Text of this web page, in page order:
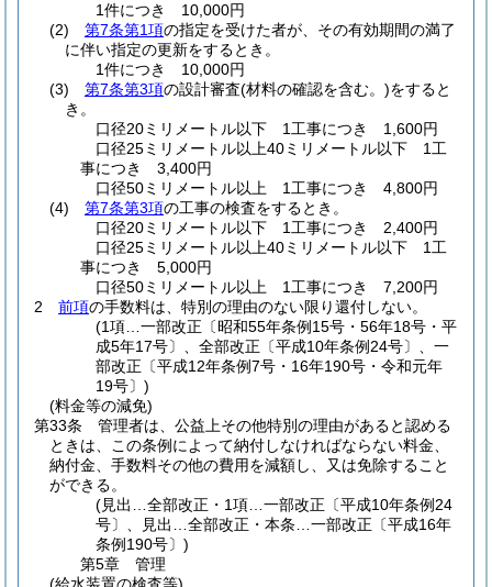
1件につき 10,000円
(2)
第7条第1項の指定を受けた者が、その有効期間の満了
に伴い指定の更新をするとき。
1件につき 10,000円
(3)
第7条第3項の設計審査(材料の確認を含む。)をすると
き。
口径20ミリメートル以下 1工事につき 1,600円
口径25ミリメートル以上40ミリメートル以下 1工
事につき 3,400円
口径50ミリメートル以上 1工事につき 4,800円
(4)
第7条第3項の工事の検査をするとき。
口径20ミリメートル以下 1工事につき 2,400円
口径25ミリメートル以上40ミリメートル以下 1工
事につき 5,000円
口径50ミリメートル以上 1工事につき 7,200円
2
前項の手数料は、特別の理由のない限り還付しない。
(1項…一部改正〔昭和55年条例15号・56年18号・平
成5年17号〕、全部改正〔平成10年条例24号〕、一
部改正〔平成12年条例7号・16年190号・令和元年
19号〕)
(料金等の減免)
第33条
管理者は、公益上その他特別の理由があると認める
ときは、この条例によって納付しなければならない料金、
納付金、手数料その他の費用を減額し、又は免除すること
ができる。
(見出…全部改正・1項…一部改正〔平成10年条例24
号〕、見出…全部改正・本条…一部改正〔平成16年
条例190号〕)
第5章
管理